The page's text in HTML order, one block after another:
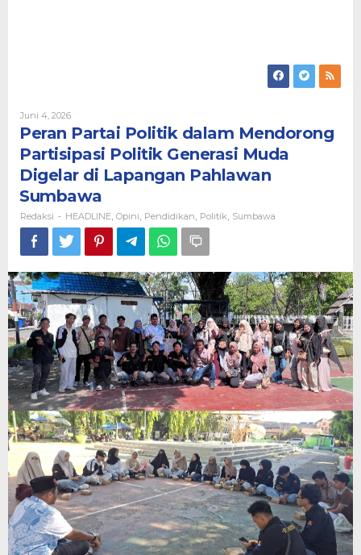
Juni 4, 2026Oleh
Redaksi
Peran Partai Politik dalam Mendorong
Partisipasi Politik Generasi Muda
Digelar di Lapangan Pahlawan
Sumbawa
Redaksi - HEADLINE Opini Pendidikan Politik Sumbawa